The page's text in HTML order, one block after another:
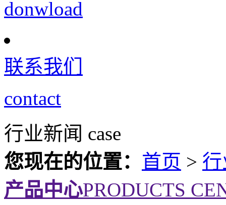
donwload
联系我们
contact
行业新闻 case
您现在的位置： 首页 >
产品中心PRODUCTS